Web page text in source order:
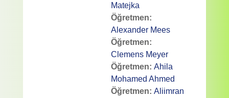
Matejka
Öğretmen:
Alexander Mees
Öğretmen:
Clemens Meyer
Öğretmen: Ahila
Mohamed Ahmed
Öğretmen: Aliimran